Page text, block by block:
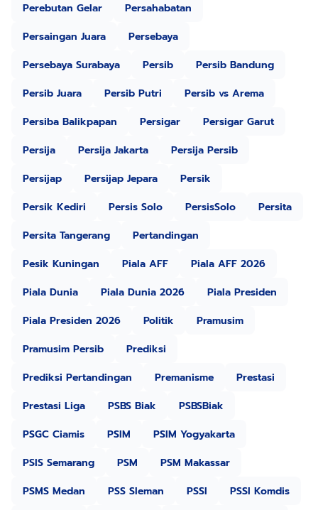
Perebutan Gelar
Persahabatan
Persaingan Juara
Persebaya
Persebaya Surabaya
Persib
Persib Bandung
Persib Juara
Persib Putri
Persib vs Arema
Persiba Balikpapan
Persigar
Persigar Garut
Persija
Persija Jakarta
Persija Persib
Persijap
Persijap Jepara
Persik
Persik Kediri
Persis Solo PersisSolo
Persita
Persita Tangerang
Pertandingan
Pesik Kuningan
Piala AFF
Piala AFF 2026
Piala Dunia
Piala Dunia 2026
Piala Presiden
Piala Presiden 2026
Politik
Pramusim
Pramusim Persib
Prediksi
Prediksi Pertandingan
Premanisme
Prestasi
Prestasi Liga
PSBS Biak
PSBSBiak
PSGC Ciamis
PSIM
PSIM Yogyakarta
PSIS Semarang
PSM
PSM Makassar
PSMS Medan
PSS Sleman PSSI
PSSI Komdis